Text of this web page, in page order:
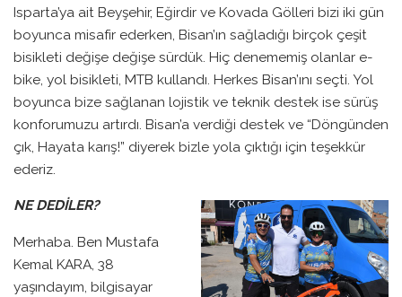
Isparta’ya ait Beyşehir, Eğirdir ve Kovada Gölleri bizi iki gün
boyunca misafir ederken, Bisan’ın sağladığı birçok çeşit
bisikleti değişe değişe sürdük. Hiç denememiş olanlar e-
bike, yol bisikleti, MTB kullandı. Herkes Bisan’ını seçti. Yol
boyunca bize sağlanan lojistik ve teknik destek ise sürüş
konforumuzu artırdı. Bisan’a verdiği destek ve “Döngünden
çık, Hayata karış!” diyerek bizle yola çıktığı için teşekkür
ederiz.
NE DEDİLER?
Merhaba. Ben Mustafa
Kemal KARA, 38
yaşındayım, bilgisayar